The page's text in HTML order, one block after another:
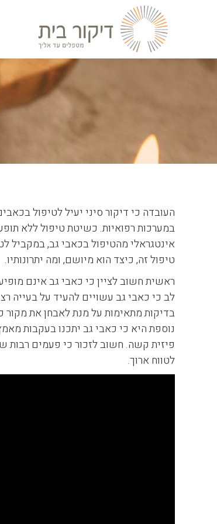
העובדה כי דיקור סיני יעיל לטיפול
במערכות רפואיות. כשיטת טיפול ללא
אינטגראלי מהטיפול בכאבי גב, במקביל
טיפול זה, כיצד הוא מיושם, ומה יתרונותיו.
ראשית חשוב לציין כי כאבי גב אינם
לב כי כאבי גב עשויים להעיד על בעייה
בדיקות מתאימות על מנת לאבחן את מקור
נוספת היא כי כאבי גב יתכנו בעקבות
פיזית קשה. חשוב לזכור כי פעמים רבות
לטווח ארוך.